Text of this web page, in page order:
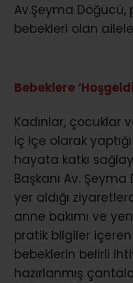
Av.Şeyma Döğücü,
bebekleri olan
Bebeklere
Kadınlar, çocuklar
iç içe olarak
hayata katkı
Başkanı Av.
yer aldığı
anne bakımı ve
pratik bilgiler içeren
bebeklerin belirli
hazırlanmış